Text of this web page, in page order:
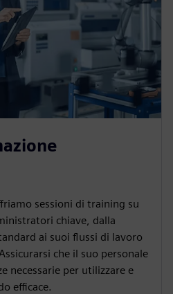
sessioni di training su
chiave, dalla
ai suoi flussi di lavoro
che il suo personale
necessarie per utilizzare e
efficace.